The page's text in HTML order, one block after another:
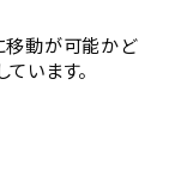
移動が可能かど
います。